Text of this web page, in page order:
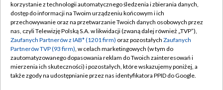
TVP
Abonament TVP
Emisja w TVP
Centrum informacji TVP
Naziemna Telewizja Cyfrowa
Regulamin TVP
Polityka prywatności
Moje zgody
Pomoc
korzystanie z technologii automatycznego śledzenia i zbierania danych,
dostęp do informacji na Twoim urządzeniu końcowym i ich
przechowywanie oraz na przetwarzanie Twoich danych osobowych przez
nas, czyli Telewizję Polską S.A. w likwidacji (zwaną dalej również „TVP”),
Zaufanych Partnerów z IAB* (1201 firm) oraz pozostałych Zaufanych
Partnerów TVP (93 firm), w celach marketingowych (w tym do
zautomatyzowanego dopasowania reklam do Twoich zainteresowań i
mierzenia ich skuteczności) i pozostałych, które wskazujemy poniżej, a
także zgody na udostępnianie przez nas identyfikatora PPID do Google.